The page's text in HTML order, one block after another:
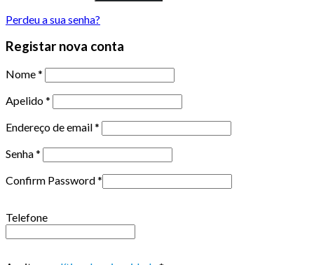
Perdeu a sua senha?
Registar nova conta
Nome*
Apelido*
Endereço de email*
Senha*
Confirm Password*
Telefone